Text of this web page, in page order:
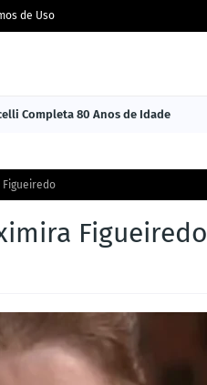
de Uso
Completa 80 Anos de Idade
Figueiredo
Figueiredo